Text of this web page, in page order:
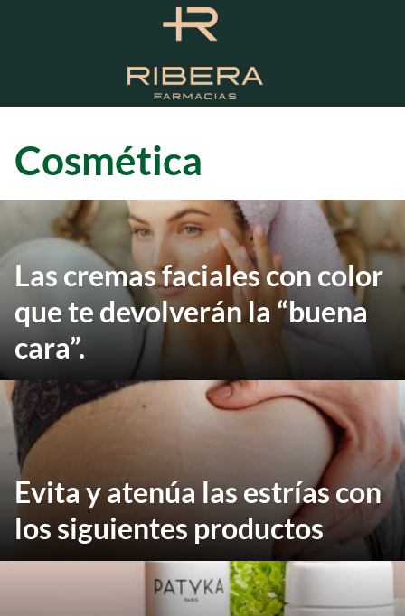
o
Cosmética
Las cremas faciales con color
que te devolverán la “buena
cara”.
Evita y atenúa las estrías con
los siguientes productos